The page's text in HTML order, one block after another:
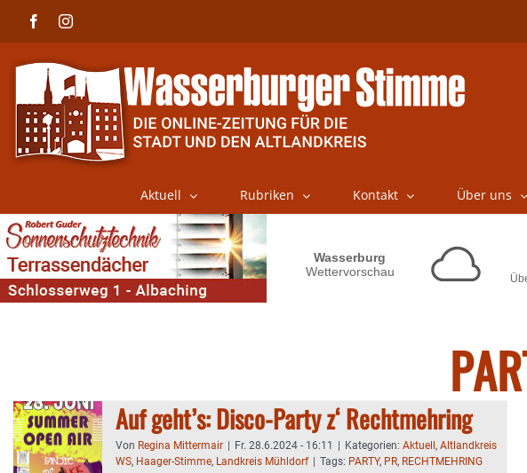
FacebookInstagram
Aktuell Rubriken Kontakt Über uns
Auf geht’s: Disco-Party z‘ Rechtmehring
Von Regina Mittermair Fr. 28.6.2024 - 16:11 Kategorien: Aktuell , Altlandkreis
WS, Haager-Stimme, Landkreis Mühldorf Tags: PARTY, PR, RECHTMEHRING